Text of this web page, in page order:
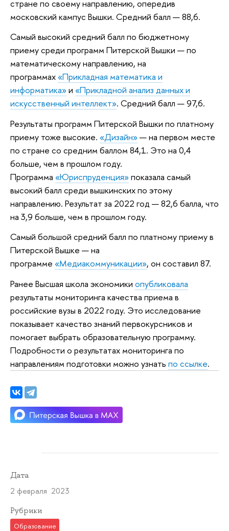
стране по своему направлению, опередив
московский кампус Вышки. Средний балл — 88,6.
Самый высокий средний балл по бюджетному
приему среди программ Питерской Вышки — по
математическому направлению, на
программах «Прикладная математика и
информатика»и «Прикладной анализ данных и
искусственный интеллект». Средний балл — 97,6.
Результаты программ Питерской Вышки по платному
приему тоже высокие. «Дизайн»— на первом месте
по стране со средним баллом 84,1. Это на 0,4
больше, чем в прошлом году.
Программа «Юриспруденция»показала самый
высокий балл среди вышкинских по этому
направлению. Результат за 2022 год — 82,6 балла, что
на 3,9 больше, чем в прошлом году.
Самый большой средний балл по платному приему в
Питерской Вышке — на
программе «Медиакоммуникации», он составил 87.
Ранее Высшая школа экономики опубликовала
результаты мониторинга качества приема в
российские вузы в 2022 году. Это исследование
показывает качество знаний первокурсников и
помогает выбрать образовательную программу.
Подробности о результатах мониторинга по
направлениям подготовки можно узнать по ссылке.
Дата
2 февраля 2023
Рубрики
Образование